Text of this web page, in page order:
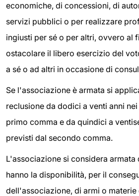
economiche, di concessioni, di
servizi pubblici o per realizzare
ingiusti per sé o per altri, ovvero al
ostacolare il libero esercizio del
a sé o ad altri in occasione di
Se l'associazione è armata si
reclusione da dodici a venti anni
primo comma e da quindici a
previsti dal secondo comma.
L'associazione si considera
hanno la disponibilità, per il
dell'associazione, di armi o materie